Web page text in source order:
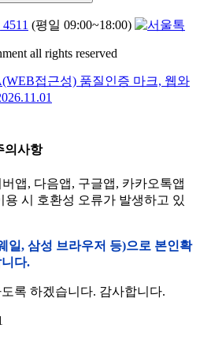
(평일 09:00~18:00)
all rights reserved
의사항
앱, 다음앱, 구글앱, 카카오톡앱
시 호환성 오류가 발생하고 있
일, 삼성 브라우저 등)으로 본인확
다.
록 하겠습니다. 감사합니다.